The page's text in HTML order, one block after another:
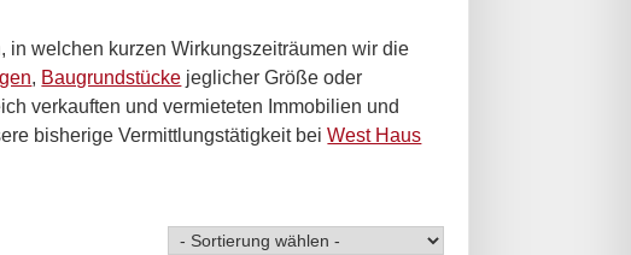
in welchen kurzen Wirkungszeiträumen wir die
, Baugrundstücke jeglicher Größe oder
verkauften und vermieteten Immobilien und
bisherige Vermittlungstätigkeit beiWest Haus